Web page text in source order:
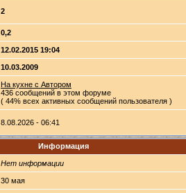
2
0,2
12.02.2015 19:04
10.03.2009
На кухне с Автором
436 сообщений в этом форуме
( 44% всех активных сообщений пользователя )
8.08.2026 - 06:41
Информация
Нет информации
30 мая